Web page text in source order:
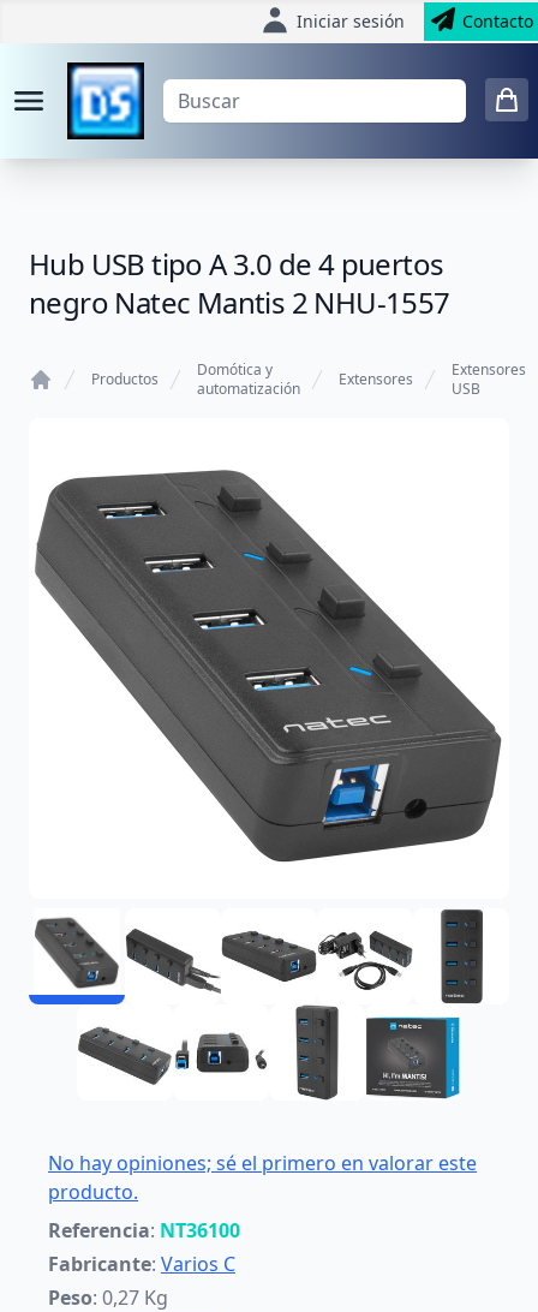
Iniciar sesión Contacto
Hub USB tipo A 3.0 de 4 puertos
negro Natec Mantis 2 NHU-1557
Productos
Domótica y
automatización
Extensores
Extensores
USB
No hay opiniones; sé el primero en valorar este
producto.
Referencia: NT36100
Fabricante: Varios C
Peso: 0,27 Kg